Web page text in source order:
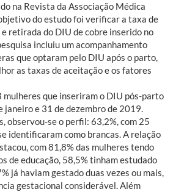
na Revista da Associação Médica
do estudo foi verificar a taxa de
retirada do DIU de cobre inserido no
incluiu um acompanhamento
que optaram pelo DIU após o parto,
as taxas de aceitação e os fatores
que inseriram o DIU pós-parto
janeiro e 31 de dezembro de 2019.
observou-se o perfil: 63,2%, com 25
identificaram como brancas. A relação
com 81,8% das mulheres tendo
de educação, 58,5% tinham estudado
já haviam gestado duas vezes ou mais,
gestacional considerável. Além